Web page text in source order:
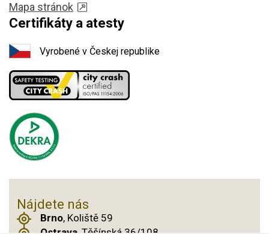
Mapa stránok
Certifikáty a atesty
Vyrobené v Českej republike
Nájdete nás
Brno, Koliště 59